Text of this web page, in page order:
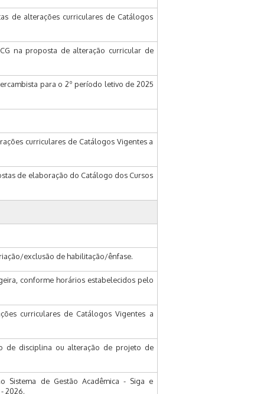
de alterações curriculares de Catálogos
na proposta de alteração curricular de
para o 2º período letivo de 2025
curriculares de Catálogos Vigentes a
de elaboração do Catálogo dos Cursos
exclusão de habilitação/ênfase.
conforme horários estabelecidos pelo
curriculares de Catálogos Vigentes a
de disciplina ou alteração de projeto de
Sistema de Gestão Acadêmica - Siga e
2026.